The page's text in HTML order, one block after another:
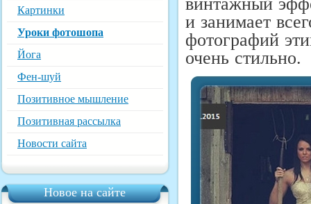
Картинки
Уроки фотошопа
Йога
Фен-шуй
Позитивное мышление
Позитивная рассылка
Новости сайта
Новое на сайте
и занимает
фотографий
очень стильно.